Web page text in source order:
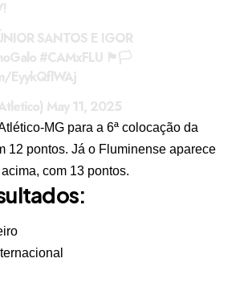
!
SANTOS E IGOR
#CAMxFLU🏴🏳️
EyykQflWAj
May 11, 2025
MG para a 6ª colocação da
12 pontos. Já o Fluminense aparece
com 13 pontos.